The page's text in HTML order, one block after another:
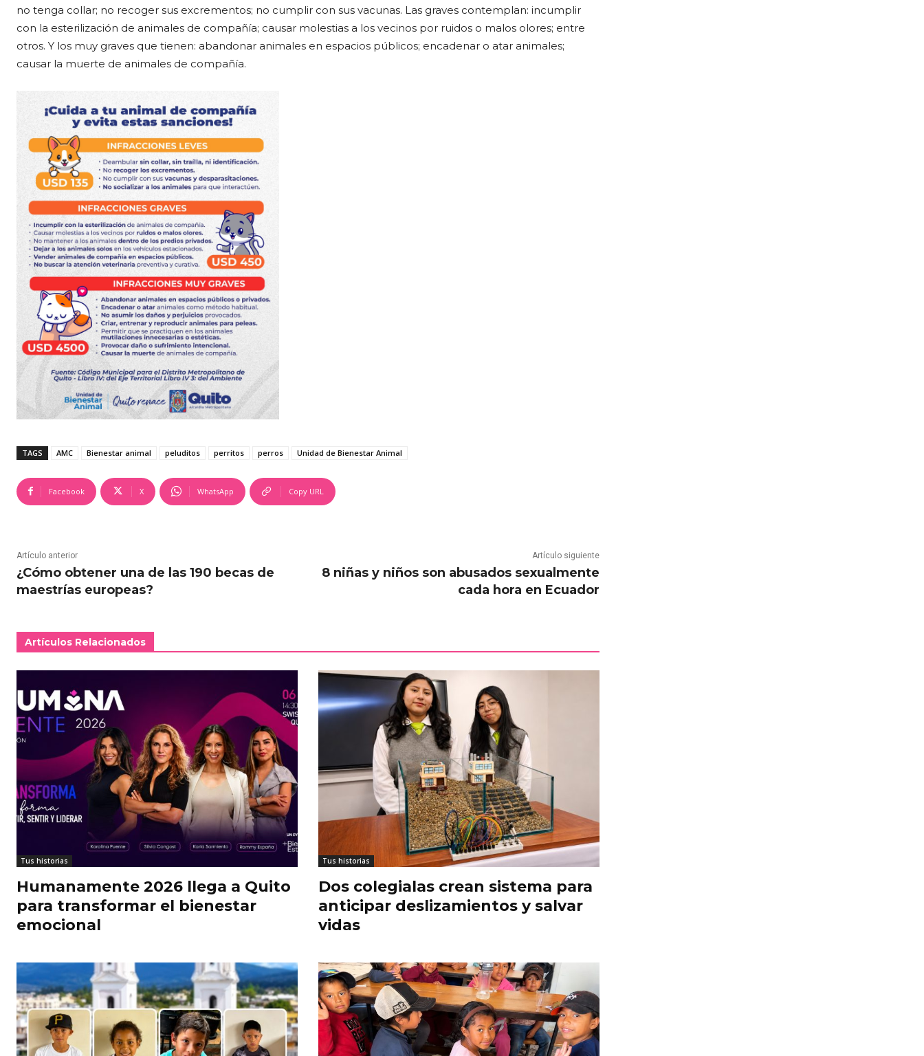
no tenga collar; no recoger sus excrementos; no cumplir con sus vacunas. Las graves contemplan: incumplir
con la esterilización de animales de compañía; causar molestias a los vecinos por ruidos o malos olores; entre
otros. Y los muy graves que tienen: abandonar animales en espacios públicos; encadenar o atar animales;
causar la muerte de animales de compañía.
TAGS AMC Bienestar animal peluditos perritos perros Unidad de Bienestar Animal
Facebook X WhatsApp Copy URL
Artículo anterior
¿Cómo obtener una de las 190 becas de
maestrías europeas?
Artículo siguiente
8 niñas y niños son abusados sexualmente
cada hora en Ecuador
Artículos Relacionados
Tus historias
Humanamente 2026 llega a Quito
para transformar el bienestar
emocional
Tus historias
Dos colegialas crean sistema para
anticipar deslizamientos y salvar
vidas